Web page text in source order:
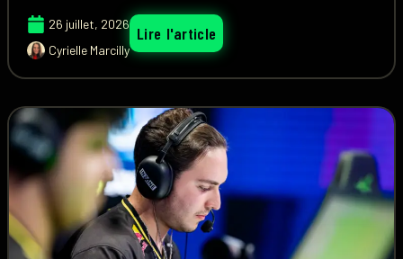
26 juillet, 2026
Cyrielle Marcilly
Lire l'article